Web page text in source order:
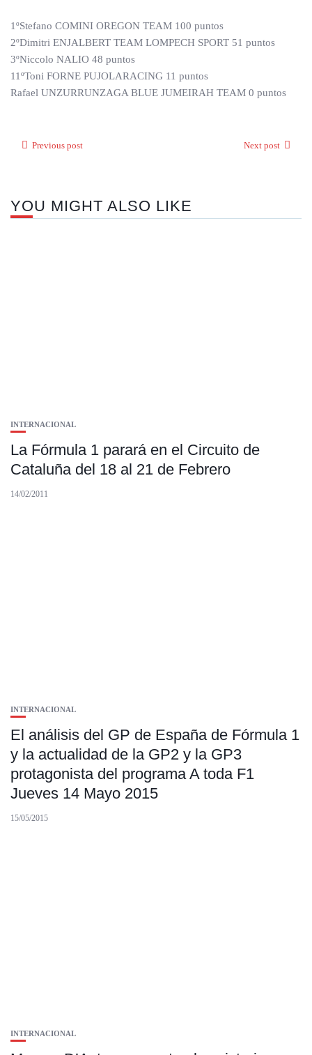
1ºStefano COMINI OREGON TEAM 100 puntos
2ºDimitri ENJALBERT TEAM LOMPECH SPORT 51 puntos
3ºNiccolo NALIO 48 puntos
11ºToni FORNE PUJOLARACING 11 puntos
Rafael UNZURRUNZAGA BLUE JUMEIRAH TEAM 0 puntos
Previous post Next post
YOU MIGHT ALSO LIKE
INTERNACIONAL
La Fórmula 1 parará en el Circuito de
Cataluña del 18 al 21 de Febrero
14/02/2011
INTERNACIONAL
El análisis del GP de España de Fórmula 1
y la actualidad de la GP2 y la GP3
protagonista del programa A toda F1
Jueves 14 Mayo 2015
15/05/2015
INTERNACIONAL